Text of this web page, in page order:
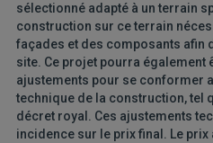
sélectionné adapté à un terrain
construction sur ce terrain
façades et des composants afin
site. Ce projet pourra également
ajustements pour se conformer
technique de la construction, tel
décret royal. Ces ajustements
incidence sur le prix final. Le prix